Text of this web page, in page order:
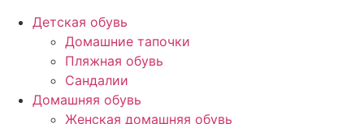
Детская обувь
Домашние тапочки
Пляжная обувь
Сандалии
Домашняя обувь
Женская домашняя обувь